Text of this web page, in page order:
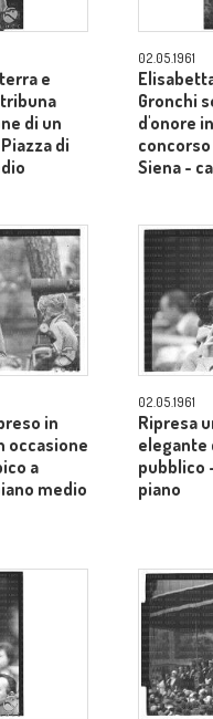
e
di un
di
02.05.1961
Gronchi
d'onore
Siena -
in
occasione
a
medio
02.05.1961
Ripresa
elegante
pubblico
piano